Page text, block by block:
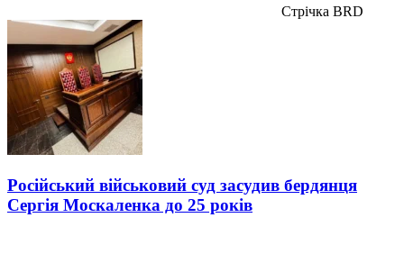
Стрічка BRD
Російський військовий суд засудив бердянця
Сергія Москаленка до 25 років